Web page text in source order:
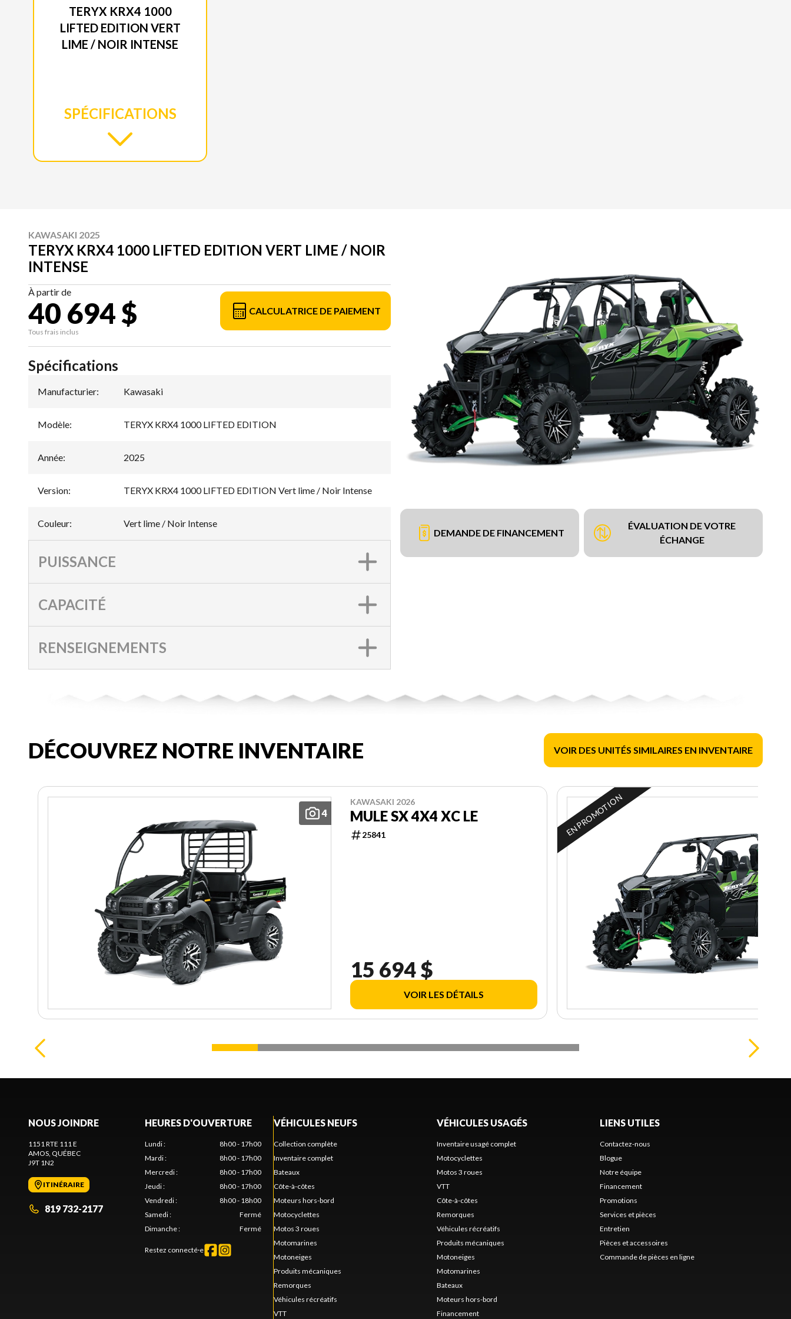
TERYX KRX4 1000
LIFTED EDITION VERT
LIME / NOIR INTENSE
SPÉCIFICATIONS
KAWASAKI 2025
TERYX KRX4 1000 LIFTED EDITION VERT LIME / NOIR
INTENSE
À partir de
40 694 $
Tous frais inclus
CALCULATRICE DE PAIEMENT
DEMANDE DE FINANCEMENT
ÉVALUATION DE VOTRE
ÉCHANGE
Spécifications
Manufacturier: Kawasaki
Modèle: TERYX KRX4 1000 LIFTED EDITION
Année: 2025
Version: TERYX KRX4 1000 LIFTED EDITION Vert lime / Noir Intense
Couleur: Vert lime / Noir Intense
PUISSANCE
CAPACITÉ
RENSEIGNEMENTS
DÉCOUVREZ NOTRE INVENTAIRE VOIR DES UNITÉS SIMILAIRES EN INVENTAIRE
4
KAWASAKI 2026
MULE SX 4X4 XC LE
25841
15 694 $
VOIR LES DÉTAILS
EN PROMOTION
NOUS JOINDRE
1151 RTE 111 E
AMOS, QUÉBEC
J9T 1N2
ITINÉRAIRE
819 732-2177
HEURES D'OUVERTURE
Lundi:
8h00 - 17h00
Mardi:
8h00 - 17h00
Mercredi:
8h00 - 17h00
Jeudi:
8h00 - 17h00
Vendredi:
8h00 - 18h00
Samedi:
Fermé
Dimanche: Fermé
Restez connecté·e
VÉHICULES NEUFS
Collection complète
Inventaire complet
Bateaux
Côte-à-côtes
Moteurs hors-bord
Motocyclettes
Motos 3 roues
Motomarines
Motoneiges
Produits mécaniques
Remorques
Véhicules récréatifs
VTT
VÉHICULES USAGÉS
Inventaire usagé complet
Motocyclettes
Motos 3 roues
VTT
Côte-à-côtes
Remorques
Véhicules récréatifs
Produits mécaniques
Motoneiges
Motomarines
Bateaux
Moteurs hors-bord
Financement
LIENS UTILES
Contactez-nous
Blogue
Notre équipe
Financement
Promotions
Services et pièces
Entretien
Pièces et accessoires
Commande de pièces en ligne